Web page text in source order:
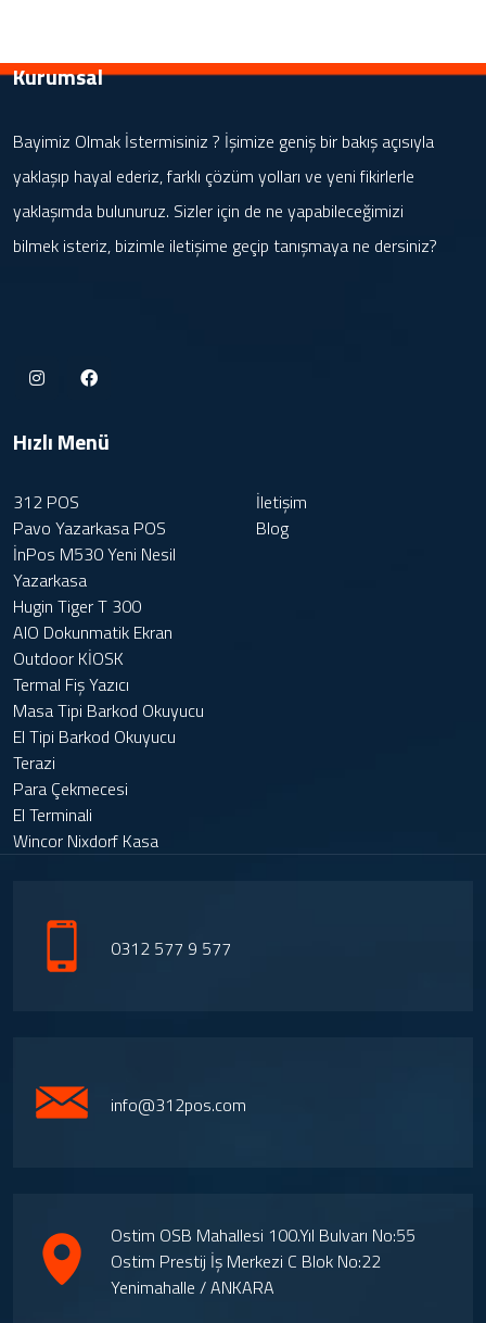
Kurumsal
Bayimiz Olmak İstermisiniz ? İşimize geniş bir bakış açısıyla
yaklaşıp hayal ederiz, farklı çözüm yolları ve yeni fikirlerle
yaklaşımda bulunuruz. Sizler için de ne yapabileceğimizi
bilmek isteriz, bizimle iletişime geçip tanışmaya ne dersiniz?
Hızlı Menü
312 POS
Pavo Yazarkasa POS
İnPos M530 Yeni Nesil
Yazarkasa
Hugin Tiger T 300
AIO Dokunmatik Ekran
Outdoor KİOSK
Termal Fiş Yazıcı
Masa Tipi Barkod Okuyucu
El Tipi Barkod Okuyucu
Terazi
Para Çekmecesi
El Terminali
Wincor Nixdorf Kasa
İletişim
Blog
0312 577 9 577
info@312pos.com
Ostim OSB Mahallesi 100.Yıl Bulvarı No:55
Ostim Prestij İş Merkezi C Blok No:22
Yenimahalle / ANKARA